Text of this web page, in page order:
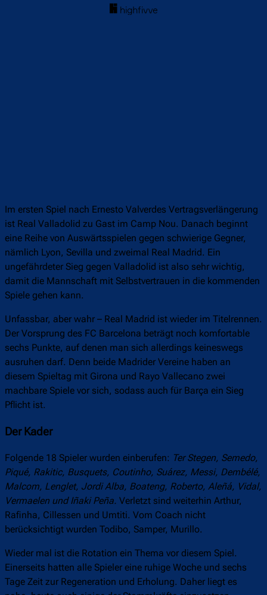
Im ersten Spiel nach Ernesto Valverdes Vertragsverlängerung
ist Real Valladolid zu Gast im Camp Nou. Danach beginnt
eine Reihe von Auswärtsspielen gegen schwierige Gegner,
nämlich Lyon, Sevilla und zweimal Real Madrid. Ein
ungefährdeter Sieg gegen Valladolid ist also sehr wichtig,
damit die Mannschaft mit Selbstvertrauen in die kommenden
Spiele gehen kann.
Unfassbar, aber wahr – Real Madrid ist wieder im Titelrennen.
Der Vorsprung des FC Barcelona beträgt noch komfortable
sechs Punkte, auf denen man sich allerdings keineswegs
ausruhen darf. Denn beide Madrider Vereine haben an
diesem Spieltag mit Girona und Rayo Vallecano zwei
machbare Spiele vor sich, sodass auch für Barça ein Sieg
Pflicht ist.
Der Kader
Folgende 18 Spieler wurden einberufen: Ter Stegen, Semedo,
Piqué, Rakitic, Busquets, Coutinho, Suárez, Messi, Dembélé,
Malcom, Lenglet, Jordi Alba, Boateng, Roberto, Aleñá, Vidal,
Vermaelen und Iñaki Peña. Verletzt sind weiterhin Arthur,
Rafinha, Cillessen und Umtiti. Vom Coach nicht
berücksichtigt wurden Todibo, Samper, Murillo.
Wieder mal ist die Rotation ein Thema vor diesem Spiel.
Einerseits hatten alle Spieler eine ruhige Woche und sechs
Tage Zeit zur Regeneration und Erholung. Daher liegt es